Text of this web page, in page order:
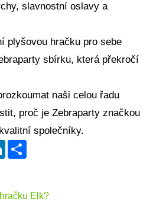
slavnostní oslavy a
plyšovou hračku pro sebe
sbírku, která překročí
naši celou řadu
proč je Zebraparty značkou
společníky.
LinkedIn
Elk?